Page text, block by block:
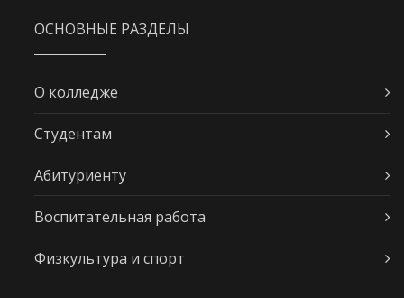
ОСНОВНЫЕ РАЗДЕЛЫ
О колледже
Студентам
Абитуриенту
Воспитательная работа
Физкультура и спорт